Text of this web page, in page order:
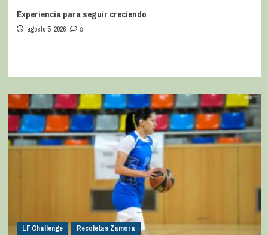
Experiencia para seguir creciendo
agosto 5, 2026 0
LF Challenge Recoletas Zamora